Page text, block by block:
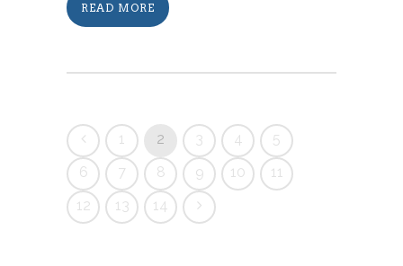
READ MORE
1 2 3 4
5
6
7 8 9 10
11
12
13 14